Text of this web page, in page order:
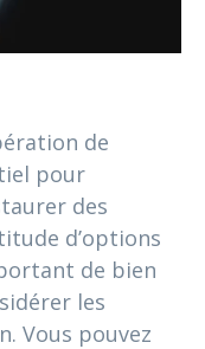
de
pour
des
d’options
de bien
les
Vous pouvez